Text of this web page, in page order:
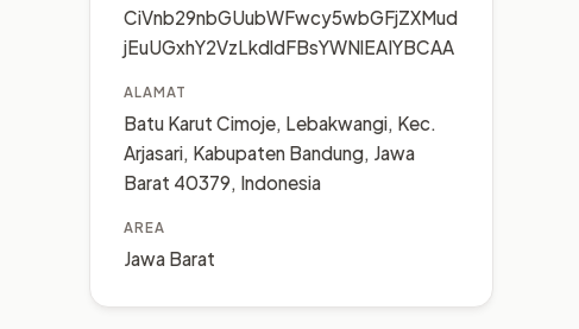
CiVnb29nbGUubWFwcy5wbGFjZXMud
jEuUGxhY2VzLkdldFBsYWNlEAIYBCAA
ALAMAT
Batu Karut Cimoje, Lebakwangi, Kec.
Arjasari, Kabupaten Bandung, Jawa
Barat 40379, Indonesia
AREA
Jawa Barat